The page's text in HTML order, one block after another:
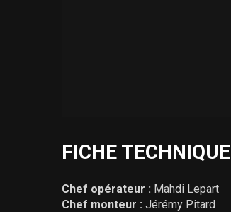
FICHE TECHNIQUE
Chef opérateur : Mahdi Lepart
Chef monteur : Jérémy Pitard